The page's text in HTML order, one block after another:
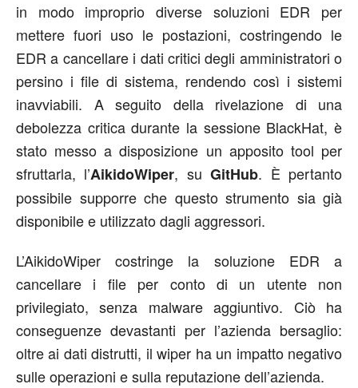
in modo improprio diverse soluzioni EDR per
mettere fuori uso le postazioni, costringendo le
EDR a cancellare i dati critici degli amministratori o
persino i file di sistema, rendendo così i sistemi
inavviabili. A seguito della rivelazione di una
debolezza critica durante la sessione BlackHat, è
stato messo a disposizione un apposito tool per
sfruttarla, l’AikidoWiper, suGitHub. È pertanto
possibile supporre che questo strumento sia già
disponibile e utilizzato dagli aggressori.
L’AikidoWiper costringe la soluzione EDR a
cancellare i file per conto di un utente non
privilegiato, senza malware aggiuntivo. Ciò ha
conseguenze devastanti per l’azienda bersaglio:
oltre ai dati distrutti, il wiper ha un impatto negativo
sulle operazioni e sulla reputazione dell’azienda.